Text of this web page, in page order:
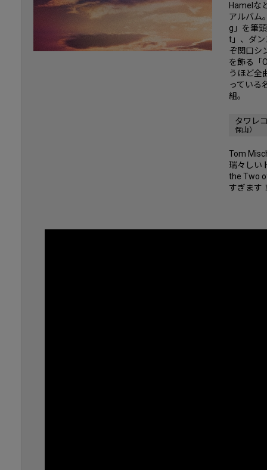
Hamelな
アルバム
g」を筆
t」、ダン
ぞ関口シ
を飾る「
うほど全
っている
組。
タワレ
保山）
Tom
瑞々しい
the Two
すぎます